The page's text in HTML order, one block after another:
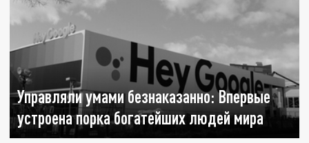
Управляли умами безнаказанно: Впервые
устроена порка богатейших людей мира